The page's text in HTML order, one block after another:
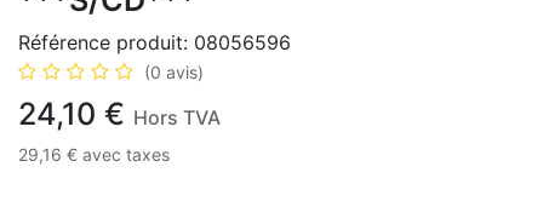
Référence produit: 08056596
(0 avis)
24,10 € Hors TVA
29,16 € avec taxes